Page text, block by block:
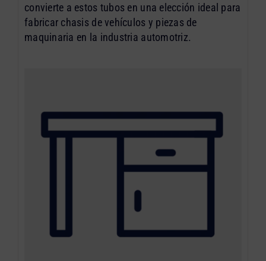
convierte a estos tubos en una elección ideal para
fabricar chasis de vehículos y piezas de
maquinaria en la industria automotriz.